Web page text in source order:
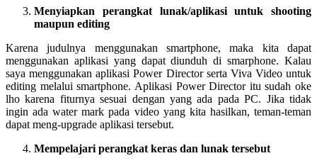
Menyiapkan perangkat lunak/aplikasi untuk shooting
maupun editing
Karena judulnya menggunakan smartphone, maka kita dapat
menggunakan aplikasi yang dapat diunduh di smarphone. Kalau
saya menggunakan aplikasi Power Director serta Viva Video untuk
editing melalui smartphone. Aplikasi Power Director itu sudah oke
lho karena fiturnya sesuai dengan yang ada pada PC. Jika tidak
ingin ada water mark pada video yang kita hasilkan, teman-teman
dapat meng-upgrade aplikasi tersebut.
Mempelajari perangkat keras dan lunak tersebut